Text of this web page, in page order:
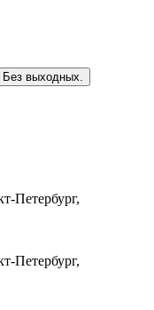
выходных.
Петербург,
Петербург,